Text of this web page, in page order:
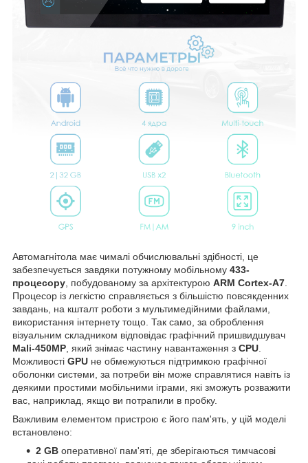
Автомагнітола має чималі обчислювальні здібності, це
забезпечується завдяки потужному мобільному 433-
процесору , побудованому за архітектурою ARM Cortex-A7
Процесор із легкістю справляється з більшістю повсякденних
завдань, на кшталт роботи з мультимедійними файлами,
використання інтернету тощо. Так само, за оброблення
візуальним складником відповідає графічний пришвидшувач
Mali-450MP , який знімає частину навантаження з CPU
Можливості GPU не обмежуються підтримкою графічної
оболонки системи, за потреби він може справлятися навіть із
деякими простими мобільними іграми, які зможуть розважити
вас, наприклад, якщо ви потрапили в пробку.
Важливим елементом пристрою є його пам'ять, у цій моделі
встановлено:
2 GB оперативної пам'яті, де зберігаються тимчасові